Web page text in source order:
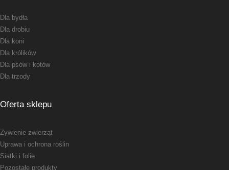
Dla bydła
Dla drobiu
Dla koni
Dla królików
Dla psów i kotów
Dla trzody
Oferta sklepu
Żywienie zwierząt
Uprawa i ochrona roślin
Siatki i folie
Pozostałe produkty